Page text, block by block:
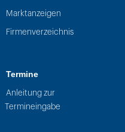
Marktanzeigen
Firmenverzeichnis
Termine
Anleitung zur
Termineingabe